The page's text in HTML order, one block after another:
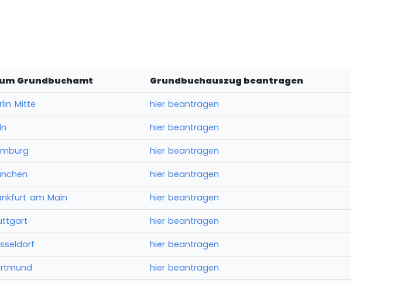
Grundbuchamt
Grundbuchauszug beantragen
Mitte
hier beantragen
hier beantragen
hier beantragen
hier beantragen
am Main
hier beantragen
hier beantragen
hier beantragen
hier beantragen